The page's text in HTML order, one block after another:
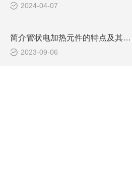
2024-04-07
简介管状电加热元件的特点及其一些注意点
2023-09-06